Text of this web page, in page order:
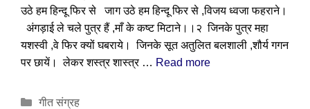
उठे हम हिन्दू फिर से जाग उठे हम हिन्दू फिर से ,विजय ध्वजा फहराने।
अंगड़ाई ले चले पुत्र हैं ,माँ के कष्ट मिटाने।।२ जिनके पुत्र महा
यशस्वी ,वे फिर क्यों घबराये। जिनके सूत अतुलित बलशाली ,शौर्य गगन
पर छायें। लेकर शस्त्र शास्त्र … Read more
Categories
गीत संग्रह